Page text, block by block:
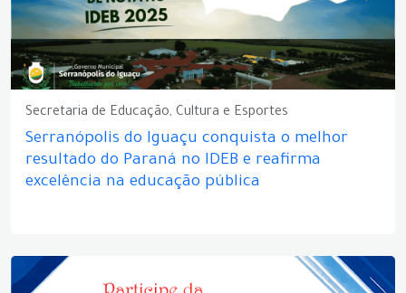
Secretaria de Educação, Cultura e Esportes
Serranópolis do Iguaçu conquista o melhor
resultado do Paraná no IDEB e reafirma
excelência na educação pública